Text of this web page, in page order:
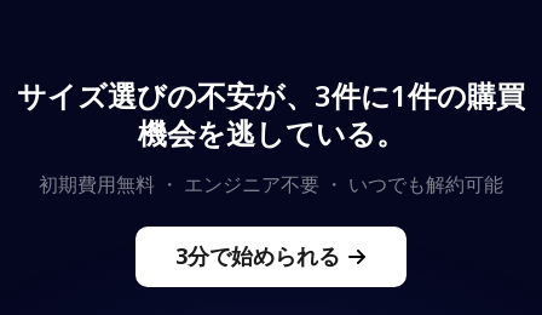
サイズ選びの不安が、3件に1件の購買
機会を逃している。
初期費用無料 ・ エンジニア不要 ・ いつでも解約可能
3分で始められる